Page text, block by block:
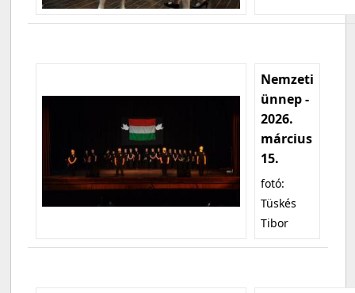
Nemzeti
ünnep -
2026.
március
15.
fotó:
Tüskés
Tibor